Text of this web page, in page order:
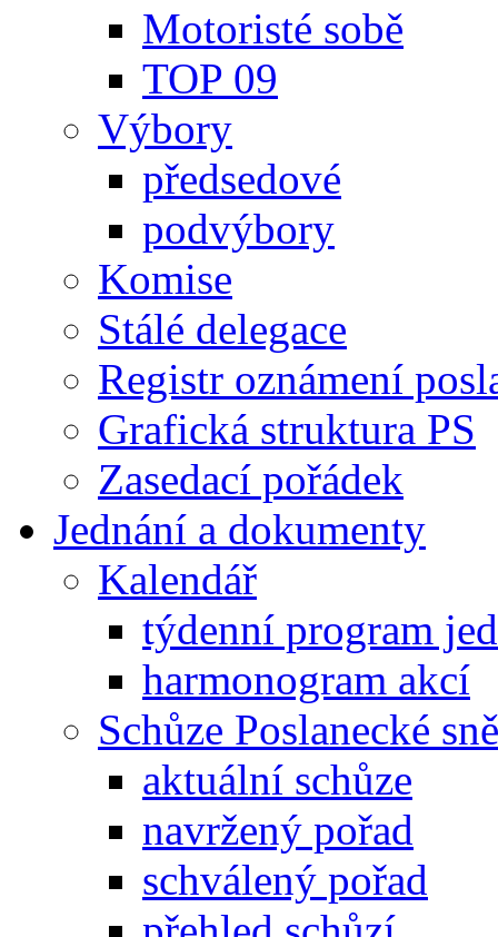
Motoristé sobě
TOP 09
Výbory
předsedové
podvýbory
Komise
Stálé delegace
Registr oznámení
Grafická struktura PS
Zasedací pořádek
Jednání a dokumenty
Kalendář
týdenní program
harmonogram akcí
Schůze Poslanecké
aktuální schůze
navržený pořad
schválený pořad